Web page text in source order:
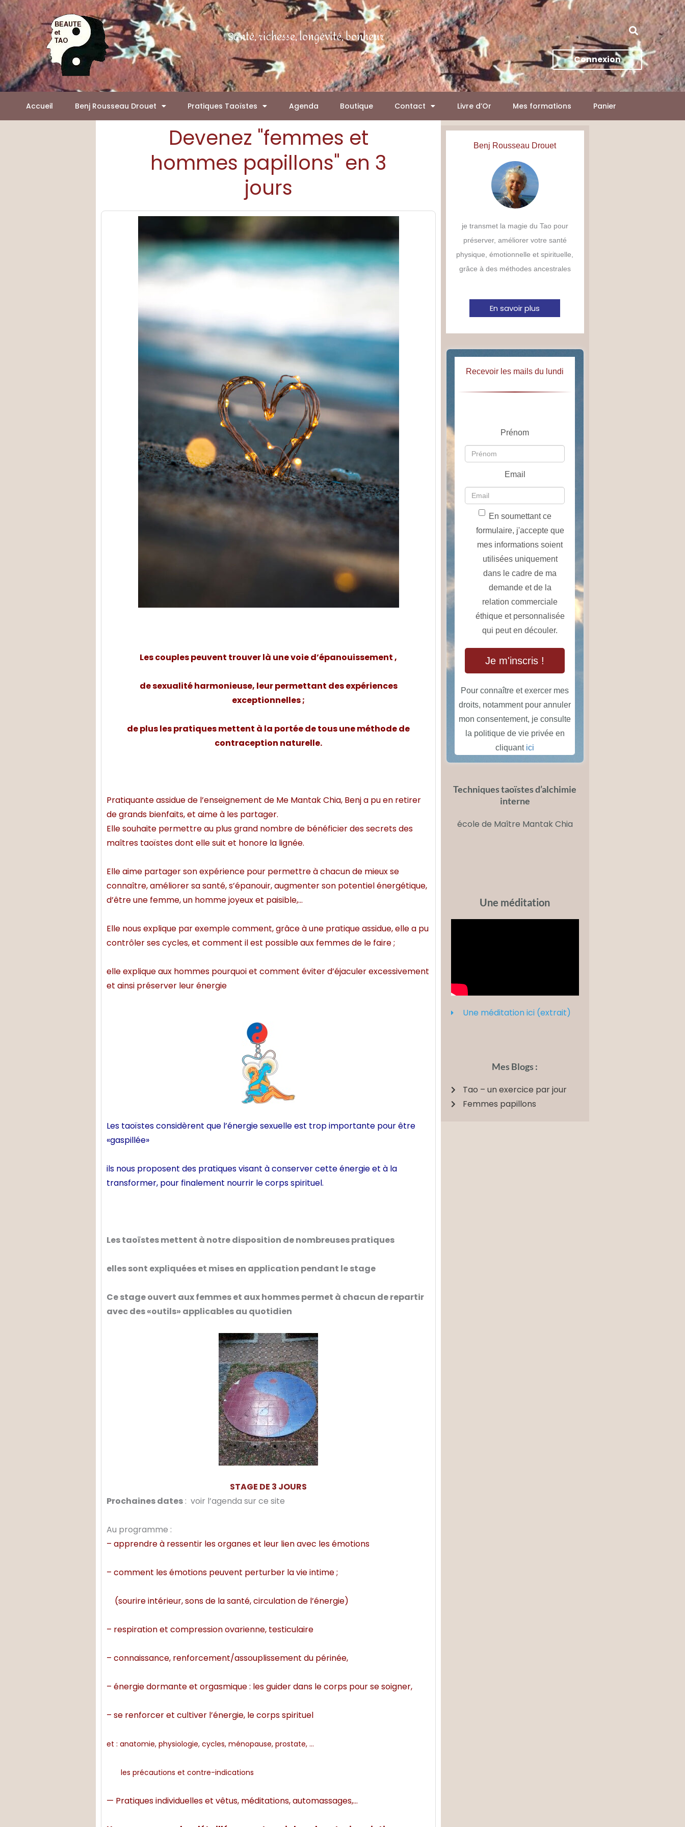
Aller
au
contenu
Santé, richesse, longévité, bonheur
Connexion
Accueil Benj Rousseau Drouet Pratiques Taoïstes Agenda Boutique Contact Livre d’Or Mes formations Panier
Devenez "femmes et
hommes papillons" en 3
jours
Les couples peuvent trouver là une voie d’épanouissement ,
de sexualité harmonieuse, leur permettant des expériences
exceptionnelles ;
de plus les pratiques mettent à la portée de tous une méthode de
contraception naturelle.
Pratiquante assidue de l’enseignement de Me Mantak Chia, Benj a pu en retirer
de grands bienfaits, et aime à les partager.
Elle souhaite permettre au plus grand nombre de bénéficier des secrets des
maîtres taoïstes dont elle suit et honore la lignée.
Elle aime partager son expérience pour permettre à chacun de mieux se
connaître, améliorer sa santé, s’épanouir, augmenter son potentiel énergétique,
d’être une femme, un homme joyeux et paisible,…
Elle nous explique par exemple comment, grâce à une pratique assidue, elle a pu
contrôler ses cycles, et comment il est possible aux femmes de le faire ;
elle explique aux hommes pourquoi et comment éviter d’éjaculer excessivement
et ainsi préserver leur énergie
Les taoïstes considèrent que l’énergiesexuelle est trop importante pour être
«gaspillée»
ils nous proposent des pratiques visant à conserver cette énergie et à la
transformer, pour finalement nourrir le corps spirituel.
Les taoïstes mettent à notre disposition de nombreuses pratiques
elles sont expliquées et mises en application pendant le stage
Ce stage ouvert aux femmes et aux hommespermet à chacun de repartir
avec des «outils» applicables au quotidien
STAGE DE 3 JOURS
Prochaines dates :voir l’agenda sur ce site
Au programme :
– apprendre à ressentir les organes et leur lien avec les émotions
– comment les émotions peuvent perturber la vie intime ;
(sourire intérieur, sons de la santé, circulation de l’énergie)
– respiration et compression ovarienne, testiculaire
– connaissance, renforcement/assouplissement du périnée,
– énergie dormante et orgasmique : les guider dans le corps pour se soigner,
– se renforcer et cultiver l’énergie, le corps spirituel
et : anatomie, physiologie, cycles, ménopause, prostate, …
les précautions et contre-indications
— Pratiques individuelles et vêtus, méditations, automassages,…
Benj Rousseau Drouet
je transmet la magie du Tao pour
préserver, améliorer votre santé
physique, émotionnelle et spirituelle,
grâce à des méthodes ancestrales
En savoir plus
Recevoir les mails du lundi
Prénom
Email
En soumettant ce
formulaire, j'accepte que
mes informations soient
utilisées uniquement
dans le cadre de ma
demande et de la
relation commerciale
éthique et personnalisée
qui peut en découler.
Je m'inscris !
Pour connaître et exercer mes
droits, notamment pour annuler
mon consentement, je consulte
la politique de vie privée en
cliquant ici
Techniques taoïstes d’alchimie
interne
école de Maître Mantak Chia
Une méditation
Une méditation ici (extrait)
Mes Blogs :
Tao – un exercice par jour
Femmes papillons
Panneau de gestion des cookies